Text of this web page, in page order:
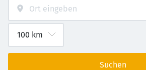
Suchen